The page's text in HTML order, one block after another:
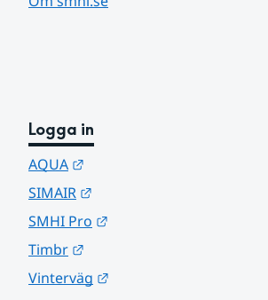
Logga in
AQUA
SIMAIR
SMHI Pro
Timbr
Vinterväg